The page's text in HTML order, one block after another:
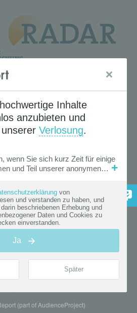
(part of AudienceProject)